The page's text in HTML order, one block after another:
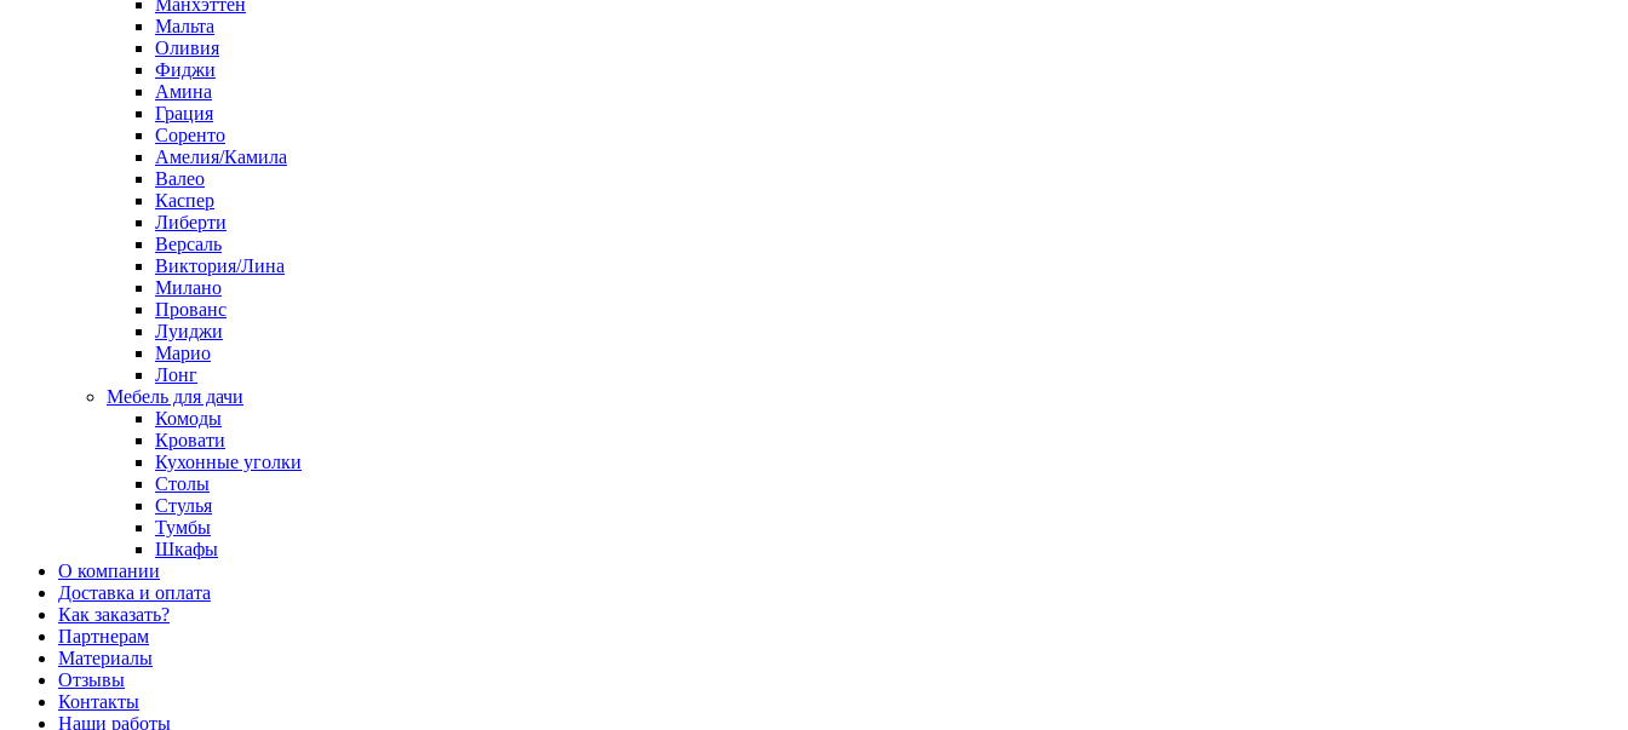
Манхэттен
Мальта
Оливия
Фиджи
Амина
Грация
Соренто
Амелия/Камила
Валео
Каспер
Либерти
Версаль
Виктория/Лина
Милано
Прованс
Луиджи
Марио
Лонг
Мебель для дачи
Комоды
Кровати
Кухонные уголки
Столы
Стулья
Тумбы
Шкафы
О компании
Доставка и оплата
Как заказать?
Партнерам
Материалы
Отзывы
Контакты
Наши работы